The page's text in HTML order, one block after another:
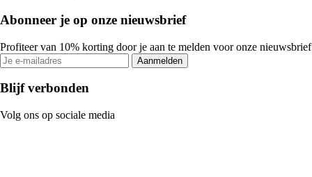
Abonneer je op onze nieuwsbrief
Profiteer van 10% korting door je aan te melden voor onze nieuwsbrief
Aanmelden
Blijf verbonden
Volg ons op sociale media